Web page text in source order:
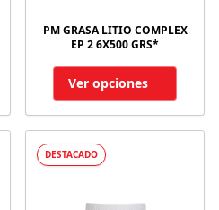
PM GRASA LITIO COMPLEX
EP 2 6X500 GRS*
Ver opciones
DESTACADO